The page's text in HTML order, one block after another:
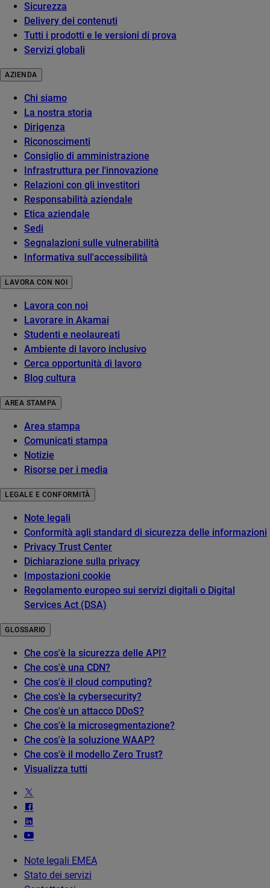
Sicurezza
Delivery dei contenuti
Tutti i prodotti e le versioni di prova
Servizi globali
AZIENDA
Chi siamo
La nostra storia
Dirigenza
Riconoscimenti
Consiglio di amministrazione
Infrastruttura per l'innovazione
Relazioni con gli investitori
Responsabilità aziendale
Etica aziendale
Sedi
Segnalazioni sulle vulnerabilità
Informativa sull'accessibilità
LAVORA CON NOI
Lavora con noi
Lavorare in Akamai
Studenti e neolaureati
Ambiente di lavoro inclusivo
Cerca opportunità di lavoro
Blog cultura
AREA STAMPA
Area stampa
Comunicati stampa
Notizie
Risorse per i media
LEGALE E CONFORMITÀ
Note legali
Conformità agli standard di sicurezza delle informazioni
Privacy Trust Center
Dichiarazione sulla privacy
Impostazioni cookie
Regolamento europeo sui servizi digitali o Digital
Services Act (DSA)
GLOSSARIO
Che cos'è la sicurezza delle API?
Che cos'è una CDN?
Che cos'è il cloud computing?
Che cos'è la cybersecurity?
Che cos'è un attacco DDoS?
Che cos'è la microsegmentazione?
Che cos'è la soluzione WAAP?
Che cos'è il modello Zero Trust?
Visualizza tutti
Note legali EMEA
Stato dei servizi